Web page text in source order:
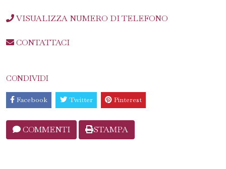
VISUALIZZA NUMERO DI TELEFONO
CONTATTACI
CONDIVIDI
Facebook Twitter Pinterest
COMMENTI STAMPA